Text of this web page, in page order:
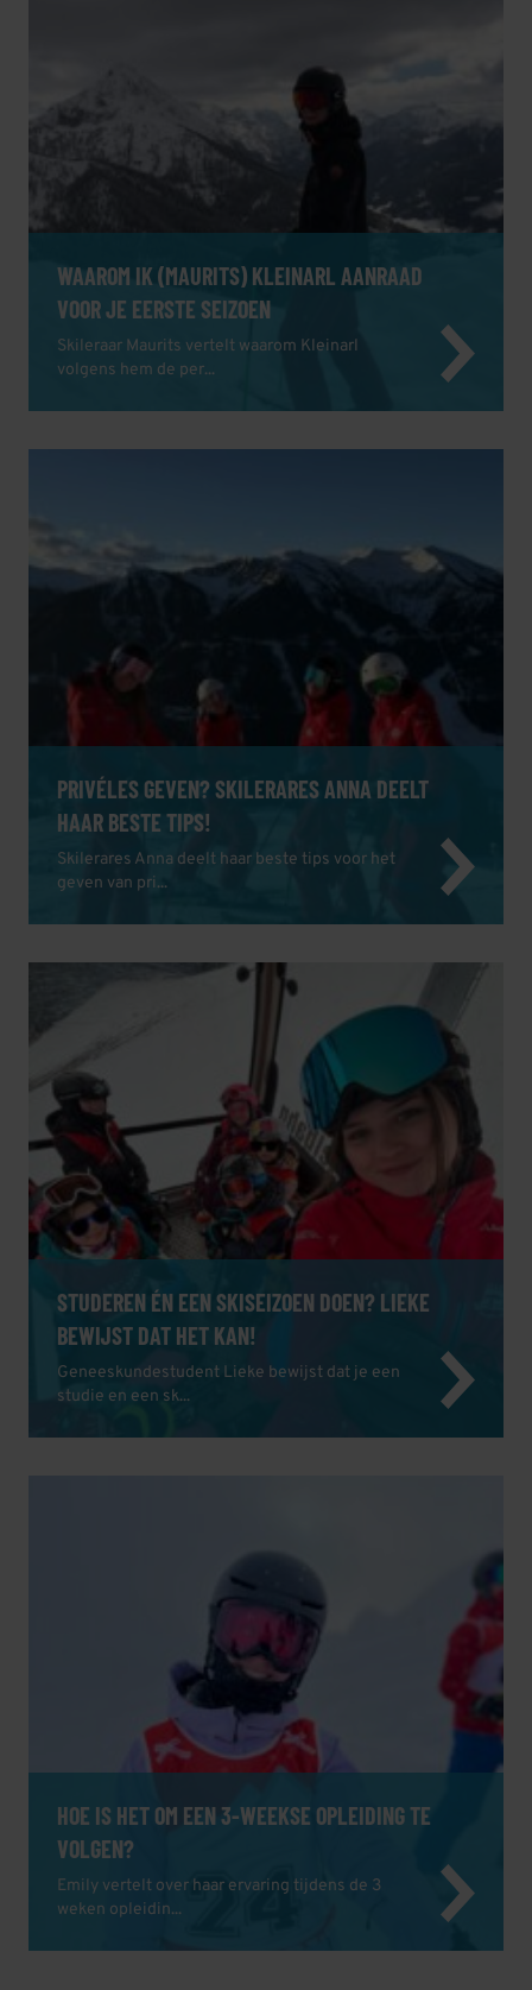
WAAROM IK (MAURITS) KLEINARL AANRAAD
VOOR JE EERSTE SEIZOEN
Skileraar Maurits vertelt waarom Kleinarl
volgens hem de per...
PRIVÉLES GEVEN? SKILERARES ANNA DEELT
HAAR BESTE TIPS!
Skilerares Anna deelt haar beste tips voor het
geven van pri...
STUDEREN ÉN EEN SKISEIZOEN DOEN? LIEKE
BEWIJST DAT HET KAN!
Geneeskundestudent Lieke bewijst dat je een
studie en een sk...
HOE IS HET OM EEN 3-WEEKSE OPLEIDING TE
VOLGEN?
Emily vertelt over haar ervaring tijdens de 3
weken opleidin...